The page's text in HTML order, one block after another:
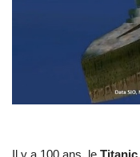
Il y a 100 ans, le Titanic